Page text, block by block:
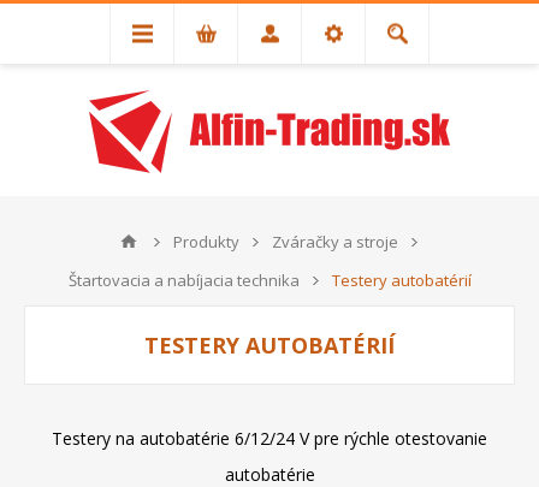
Produkty
Zváračky a stroje
Štartovacia a nabíjacia technika
Testery autobatérií
TESTERY AUTOBATÉRIÍ
Testery na autobatérie 6/12/24 V pre rýchle otestovanie
autobatérie